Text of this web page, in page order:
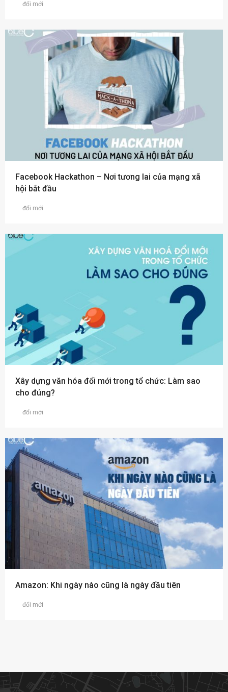
đổi mới
Facebook Hackathon – Nơi tương lai của mạng xã
hội bắt đầu
đổi mới
Xây dựng văn hóa đổi mới trong tổ chức: Làm sao
cho đúng?
đổi mới
Amazon: Khi ngày nào cũng là ngày đầu tiên
đổi mới